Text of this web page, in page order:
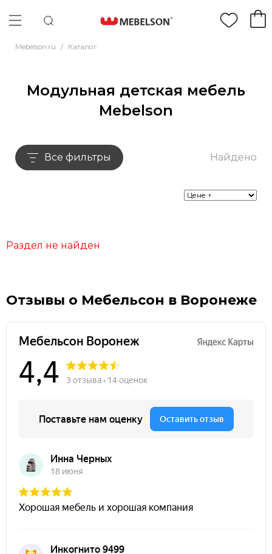
Mebelson.ru / Каталог
Модульная детская мебель
Mebelson
Все фильтры Найдено
Раздел не найден
Отзывы о Мебельсон в Воронеже